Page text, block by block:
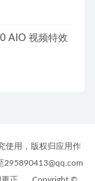
AIO 视频特效
使用，版权归应用作
295890413@qq.com